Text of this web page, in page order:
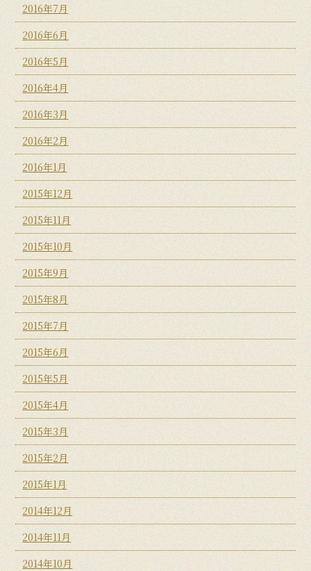
2016年7月
2016年6月
2016年5月
2016年4月
2016年3月
2016年2月
2016年1月
2015年12月
2015年11月
2015年10月
2015年9月
2015年8月
2015年7月
2015年6月
2015年5月
2015年4月
2015年3月
2015年2月
2015年1月
2014年12月
2014年11月
2014年10月